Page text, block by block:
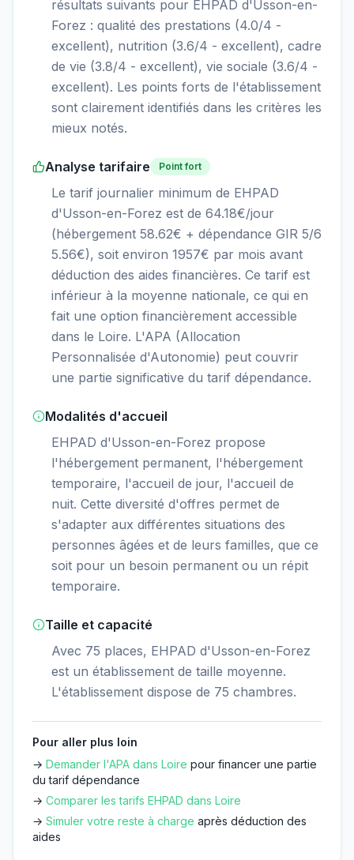
résultats suivants pour EHPAD d'Usson-en-
Forez : qualité des prestations (4.0/4 -
excellent), nutrition (3.6/4 - excellent), cadre
de vie (3.8/4 - excellent), vie sociale (3.6/4 -
excellent). Les points forts de l'établissement
sont clairement identifiés dans les critères les
mieux notés.
Analyse tarifaire Point fort
Le tarif journalier minimum de EHPAD
d'Usson-en-Forez est de 64.18€/jour
(hébergement 58.62€ + dépendance GIR 5/6
5.56€), soit environ 1957€ par mois avant
déduction des aides financières. Ce tarif est
inférieur à la moyenne nationale, ce qui en
fait une option financièrement accessible
dans le Loire. L'APA (Allocation
Personnalisée d'Autonomie) peut couvrir
une partie significative du tarif dépendance.
Modalités d'accueil
EHPAD d'Usson-en-Forez propose
l'hébergement permanent, l'hébergement
temporaire, l'accueil de jour, l'accueil de
nuit. Cette diversité d'offres permet de
s'adapter aux différentes situations des
personnes âgées et de leurs familles, que ce
soit pour un besoin permanent ou un répit
temporaire.
Taille et capacité
Avec 75 places, EHPAD d'Usson-en-Forez
est un établissement de taille moyenne.
L'établissement dispose de 75 chambres.
Pour aller plus loin
→ Demander l'APA dans Loire pour financer une partie
du tarif dépendance
→ Comparer les tarifs EHPAD dans Loire
→ Simuler votre reste à charge après déduction des
aides